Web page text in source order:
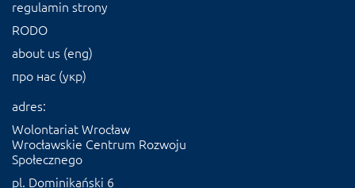
regulamin strony
RODO
about us (eng)
про нас (укр)
adres:
Wolontariat Wrocław
Wrocławskie Centrum Rozwoju
Społecznego
pl. Dominikański 6